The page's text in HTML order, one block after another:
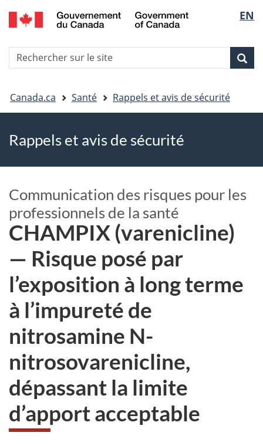
Skip
to
Skip
to
Passer
à
HTML
de
la
EN
Recherche
Vous
êtes
ici
Canada.ca Santé Rappels et avis de sécurité
Rappels et avis de sécurité
Communication des risques pour les
professionnels de la santé
CHAMPIX (varenicline)
— Risque posé par
l’exposition à long terme
à l’impureté de
nitrosamine N-
nitrosovarenicline,
dépassant la limite
d’apport acceptable